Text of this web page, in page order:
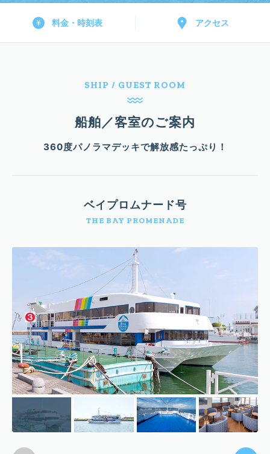
料金・時刻表 アクセス
SHIP / GUEST ROOM
船舶／客室のご案内
360度パノラマデッキで解放感たっぷり！
ベイプロムナード号
THE BAY PROMENADE